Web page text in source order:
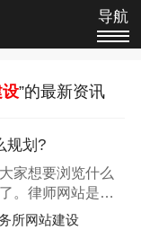
导航
”的最新资讯
规划?
家想要浏览什么
。律师网站是大
全面的法律常
所网站建设